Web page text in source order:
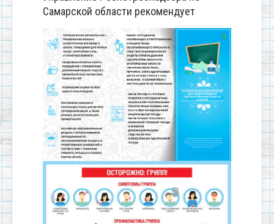
Самарской области рекомендует